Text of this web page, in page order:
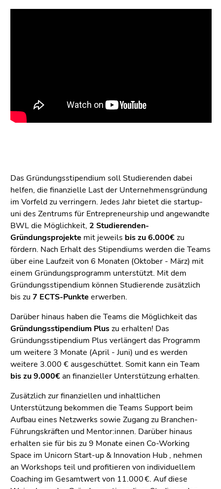
Positionsanzeige
(Zugriffstaste
3)
Zur
Unternavigation
(Zugriffstaste
4)
Zu
den
Zusatzinformationen
(Zugriffstaste
5)
Zu
Seiteneinstellungen
(Benutzer/Sprache)
(Zugriffstaste
8)
Zur
Suche
(Zugriffstaste
9)
Das Gründungsstipendium soll Studierenden dabei
helfen, die finanzielle Last der Unternehmensgründung
im Vorfeld zu verringern. Jedes Jahr bietet die startup-
uni des Zentrums für Entrepreneurship und angewandte
BWL die Möglichkeit, 2 Studierenden-
Gründungsprojekte mit jeweils bis zu 6.000€zu
fördern. Nach Erhalt des Stipendiums werden die Teams
über eine Laufzeit von 6 Monaten (Oktober - März) mit
einem Gründungsprogramm unterstützt. Mit dem
Gründungsstipendium können Studierende zusätzlich
bis zu 7 ECTS-Punkte erwerben.
Darüber hinaus haben die Teams die Möglichkeit das
Gründungsstipendium Pluszu erhalten! Das
Gründungsstipendium Plus verlängert das Programm
um weitere 3 Monate (April - Juni) und es werden
weitere 3.000 € ausgeschüttet. Somit kann ein Team
bis zu 9.000€an finanzieller Unterstützung erhalten.
Zusätzlich zur finanziellen und inhaltlichen
Unterstützung bekommen die Teams Support beim
Aufbau eines Netzwerks sowie Zugang zu Branchen-
Führungskräften und Mentor:innen. Darüber hinaus
erhalten sie für bis zu 9 Monate einen Co-Working
Space im Unicorn Start-up & Innovation Hub , nehmen
an Workshops teil und profitieren von individuellem
Coaching im Gesamtwert von 11.000 €. Auf diese